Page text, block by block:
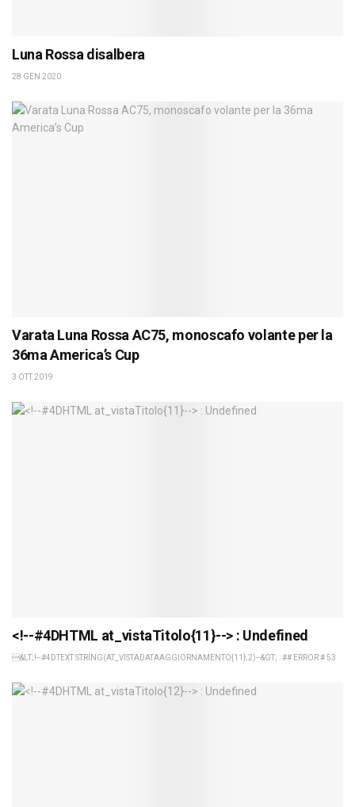
Luna Rossa disalbera
28 GEN 2020
Varata Luna Rossa AC75, monoscafo volante per la
36ma America’s Cup
3 OTT 2019
<!--#4DHTML at_vistaTitolo{11}--> : Undefined
&LT;!--#4DTEXT STRING(AT_VISTADATAAGGIORNAMENTO{11};2)--&GT; : ## ERROR # 53